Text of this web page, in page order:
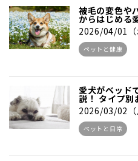
被毛の変色や
からはじめる
2026/04/01（
ペットと健康
愛犬がベッド
説！ タイプ別
2026/03/02（
ペットと日常